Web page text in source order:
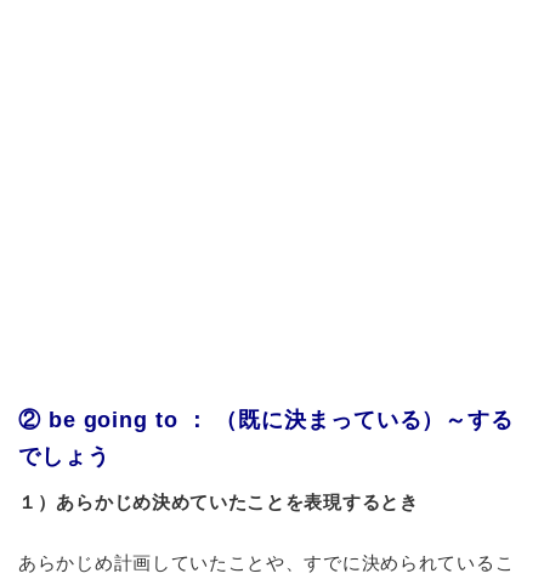
② be going to ： （既に決まっている）～する
でしょう
１）あらかじめ決めていたことを表現するとき
あらかじめ計画していたことや、すでに決められているこ